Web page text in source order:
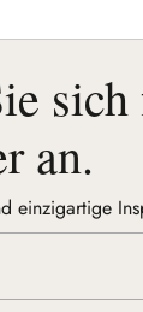
an.
einzigartige